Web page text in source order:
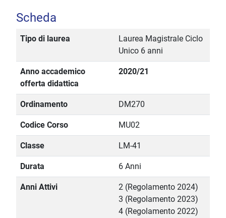
Scheda
Tipo di laurea
Laurea Magistrale Ciclo
Unico 6 anni
Anno accademico
offerta didattica
2020/21
Ordinamento DM270
Codice Corso MU02
Classe LM-41
Durata 6 Anni
Anni Attivi
2 (Regolamento 2024)
3 (Regolamento 2023)
4 (Regolamento 2022)